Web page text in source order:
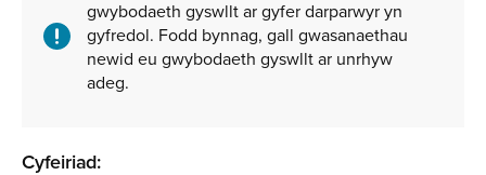
gwasanaeth
gwybodaeth gyswllt ar gyfer darparwyr yn
gyfredol. Fodd bynnag, gall gwasanaethau
newid eu gwybodaeth gyswllt ar unrhyw
adeg.
Cyfeiriad: